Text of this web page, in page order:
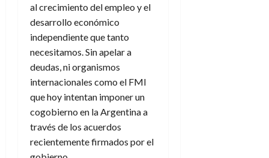
al crecimiento del empleo y el
desarrollo económico
independiente que tanto
necesitamos. Sin apelar a
deudas, ni organismos
internacionales como el FMI
que hoy intentan imponer un
cogobierno en la Argentina a
través de los acuerdos
recientemente firmados por el